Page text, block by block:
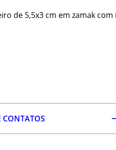
de 5,5x3 cm em zamak
CONTATOS